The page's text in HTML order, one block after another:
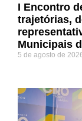
I Encontro
trajetórias,
Municipais
5 de agosto de